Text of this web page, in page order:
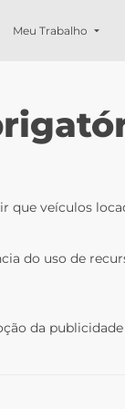
Meu Trabalho
que veículos
do uso de
da